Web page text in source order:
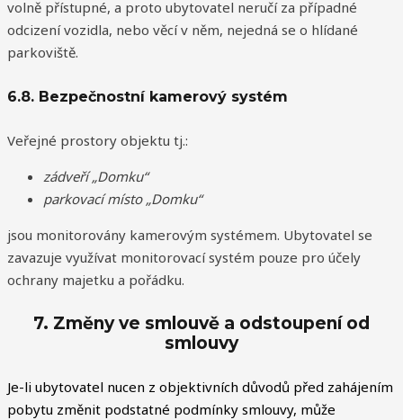
volně přístupné, a proto ubytovatel neručí za případné
odcizení vozidla, nebo věcí v něm, nejedná se o hlídané
parkoviště.
6.8. Bezpečnostní kamerový systém
Veřejné prostory objektu tj.:
zádveří „Domku“
parkovací místo „Domku“
jsou monitorovány kamerovým systémem. Ubytovatel se
zavazuje využívat monitorovací systém pouze pro účely
ochrany majetku a pořádku.
7. Změny ve smlouvě a odstoupení od
smlouvy
Je-li ubytovatel nucen z objektivních důvodů před zahájením
pobytu změnit podstatné podmínky smlouvy, může